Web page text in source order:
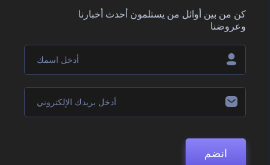
كن من بين أوائل من يستلمون أحدث أخبارنا
وعروضنا
انضم